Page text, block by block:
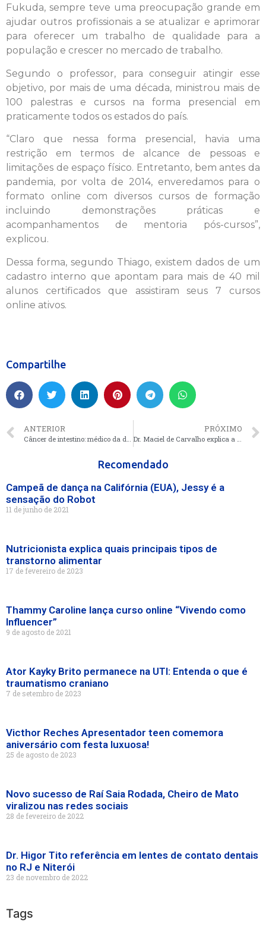
Fukuda, sempre teve uma preocupação grande em
ajudar outros profissionais a se atualizar e aprimorar
para oferecer um trabalho de qualidade para a
população e crescer no mercado de trabalho.
Segundo o professor, para conseguir atingir esse
objetivo, por mais de uma década, ministrou mais de
100 palestras e cursos na forma presencial em
praticamente todos os estados do país.
“Claro que nessa forma presencial, havia uma
restrição em termos de alcance de pessoas e
limitações de espaço físico. Entretanto, bem antes da
pandemia, por volta de 2014, enveredamos para o
formato online com diversos cursos de formação
incluindo demonstrações práticas e
acompanhamentos de mentoria pós-cursos”,
explicou.
Dessa forma, segundo Thiago, existem dados de um
cadastro interno que apontam para mais de 40 mil
alunos certificados que assistiram seus 7 cursos
online ativos.
Compartilhe
ANTERIOR
Câncer de intestino: médico da detalhes sobre doença que vitimou ídolo do vasco
PRÓXIMO
Dr. Maciel de Carvalho explica a criação do método Carvalho
Recomendado
Campeã de dança na Califórnia (EUA), Jessy é a
sensação do Robot
11 de junho de 2021
Nutricionista explica quais principais tipos de
transtorno alimentar
17 de fevereiro de 2023
Thammy Caroline lança curso online “Vivendo como
Influencer”
9 de agosto de 2021
Ator Kayky Brito permanece na UTI: Entenda o que é
traumatismo craniano
7 de setembro de 2023
Victhor Reches Apresentador teen comemora
aniversário com festa luxuosa!
25 de agosto de 2023
Novo sucesso de Raí Saia Rodada, Cheiro de Mato
viralizou nas redes sociais
28 de fevereiro de 2022
Dr. Higor Tito referência em lentes de contato dentais
no RJ e Niterói
23 de novembro de 2022
Tags